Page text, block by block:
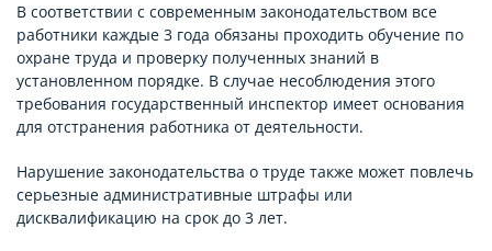
В соответствии с современным законодательством все
работники каждые 3 года обязаны проходить обучение по
охране труда и проверку полученных знаний в
установленном порядке. В случае несоблюдения этого
требования государственный инспектор имеет основания
для отстранения работника от деятельности.
Нарушение законодательства о труде также может повлечь
серьезные административные штрафы или
дисквалификацию на срок до 3 лет.